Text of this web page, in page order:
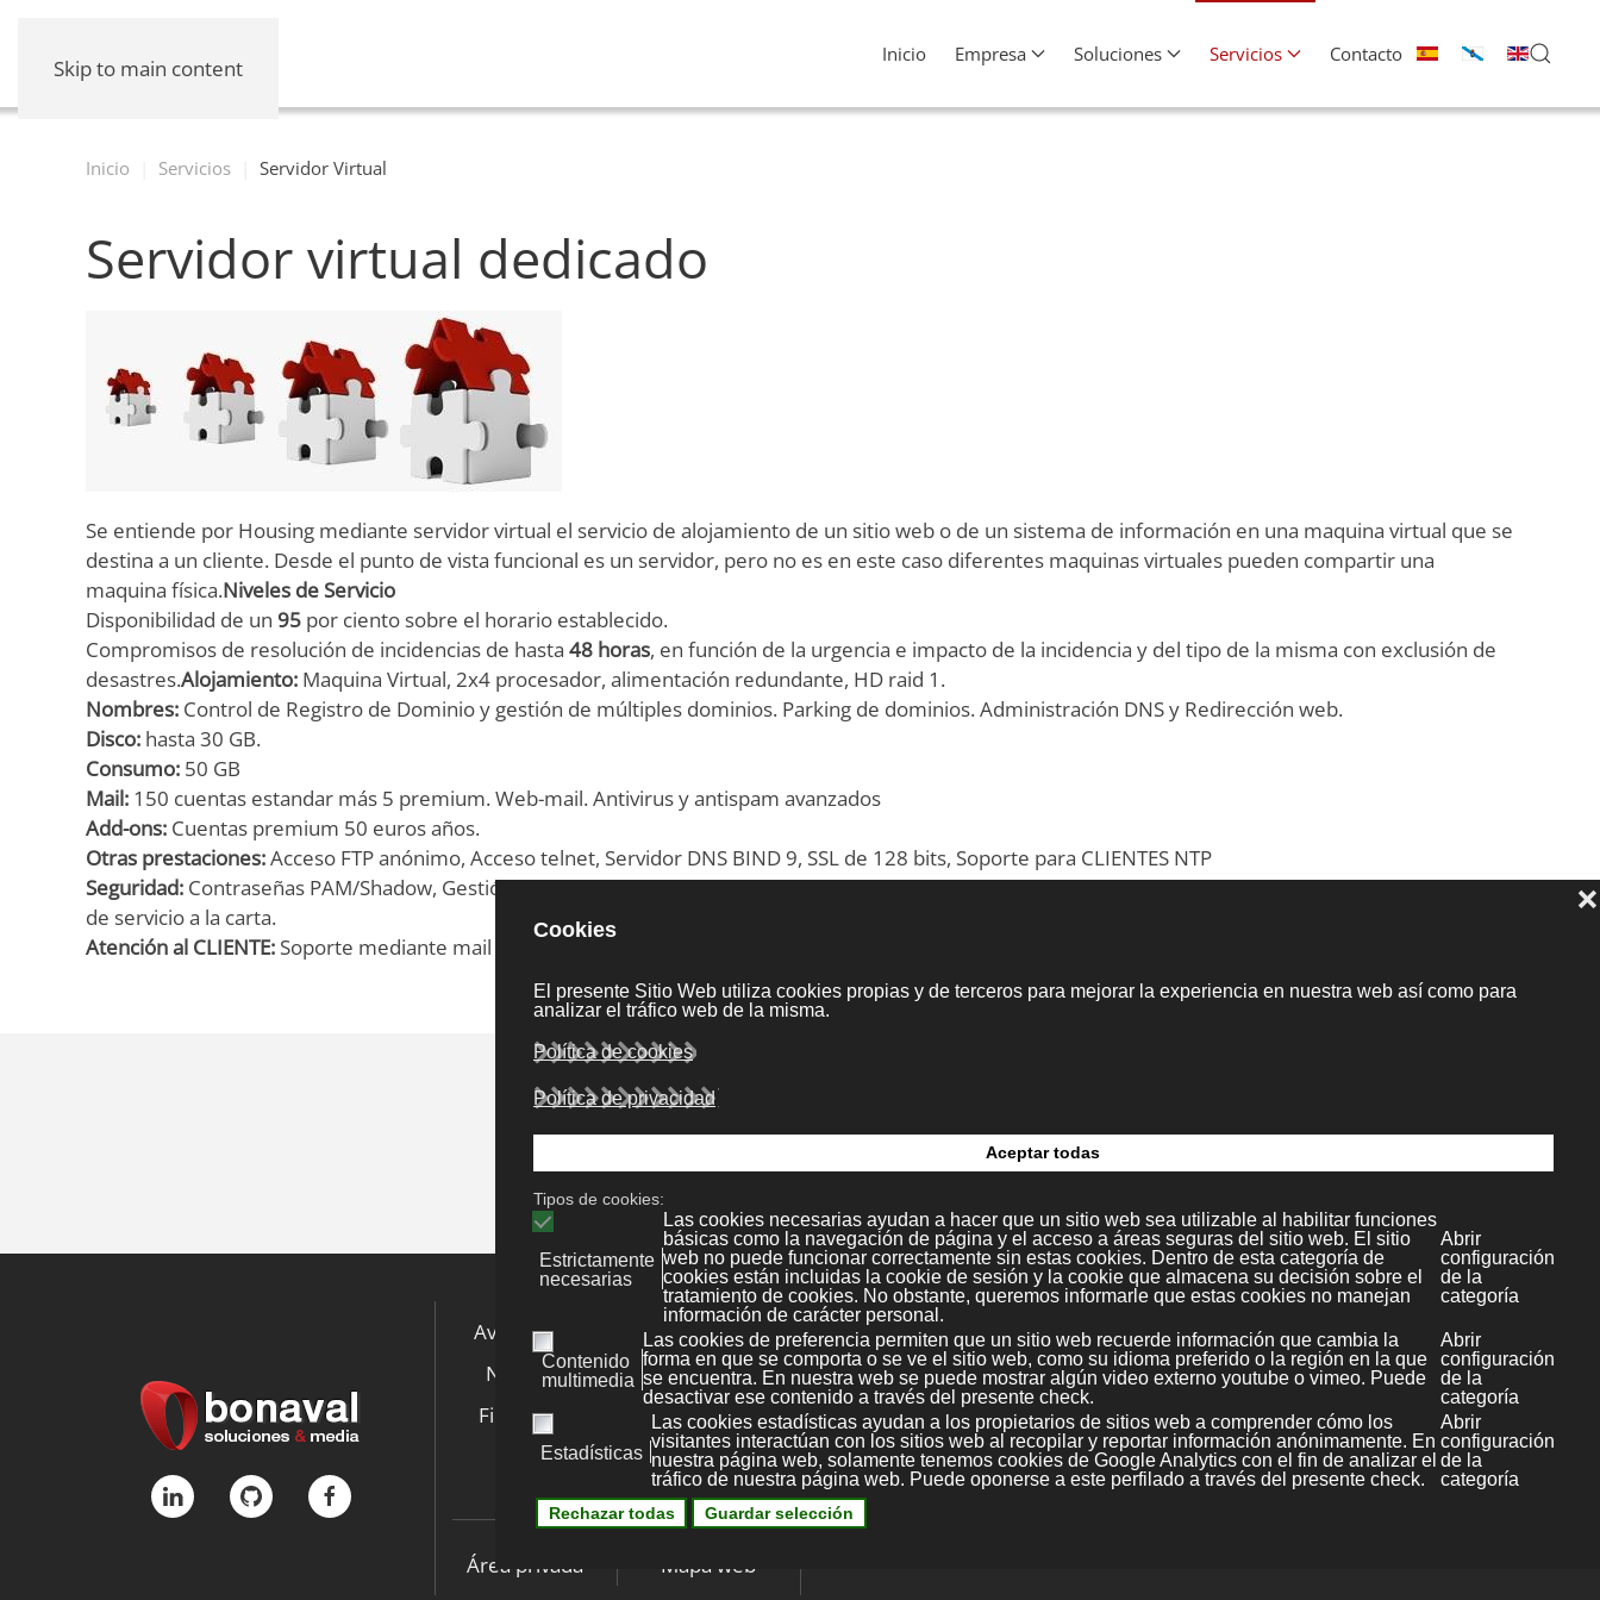
Skip to main content
Inicio Empresa Soluciones Servicios Contacto
Inicio Servicios Servidor Virtual
Servidor virtual dedicado
Se entiende por Housing mediante servidor virtual el servicio de alojamiento de un sitio web o de un sistema de información en una maquina virtual que se
destina a un cliente. Desde el punto de vista funcional es un servidor, pero no es en este caso diferentes maquinas virtuales pueden compartir una
maquina física.Niveles de Servicio
Disponibilidad de un 95 por ciento sobre el horario establecido.
Compromisos de resolución de incidencias de hasta 48 horas, en función de la urgencia e impacto de la incidencia y del tipo de la misma con exclusión de
desastres.Alojamiento: Maquina Virtual, 2x4 procesador, alimentación redundante, HD raid 1.
Nombres: Control de Registro de Dominio y gestión de múltiples dominios. Parking de dominios. Administración DNS y Redirección web.
Disco: hasta 30 GB.
Consumo: 50 GB
Mail: 150 cuentas estandar más 5 premium. Web-mail. Antivirus y antispam avanzados
Add-ons: Cuentas premium 50 euros años.
Otras prestaciones:Acceso FTP anónimo, Acceso telnet, Servidor DNS BIND 9, SSL de 128 bits, Soporte para CLIENTES NTP
Seguridad: Contraseñas PAM/Shadow, Gestión del servidor basada en navegador e interfaces de gestión independientes para cada sitio (SSH). Appliances
de servicio a la carta.
Atención al CLIENTE: Soporte mediante mail + soporte telefónico 5*8. + Emergencias de primer y segundo nivel.
Configura tu propio VPS
desde
Bonaval Multimedia S.L.
Avenida Florida 9, 2º Ofic.4
Vigo 36.210
(Pontevedra, Galicia, España)
+34 986 447 532
Aviso legal
Noticias
File Store
Kit Digital
Polícita de
Privacidad
Política de
cookies
Área privada Mapa web